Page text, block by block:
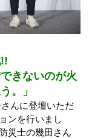
きないのが火
。」
んに登壇いただ
ンを行いまし
災士の幾田さん